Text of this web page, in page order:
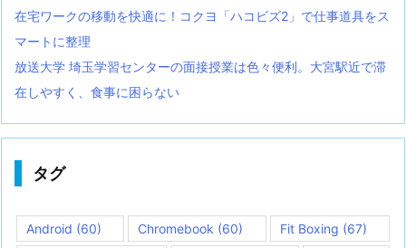
在宅ワークの移動を快適に！コクヨ「ハコビズ2」で仕事道具をス
マートに整理
放送大学 埼玉学習センターの面接授業は色々便利。大宮駅近で滞
在しやすく、食事に困らない
タグ
Android (60) Chromebook (60) Fit Boxing (67)